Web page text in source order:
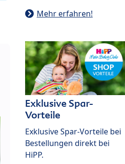
Mehr erfahren!
Exklusive Spar-
Vorteile
Exklusive Spar-Vorteile bei
Bestellungen direkt bei
HiPP.